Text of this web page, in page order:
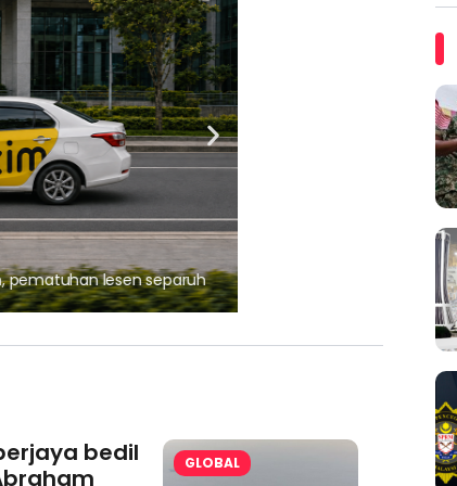
lesen separuh
Ajinomoto (Malaysia)
aminoVITAL® Bersama
bedil
GLOBAL